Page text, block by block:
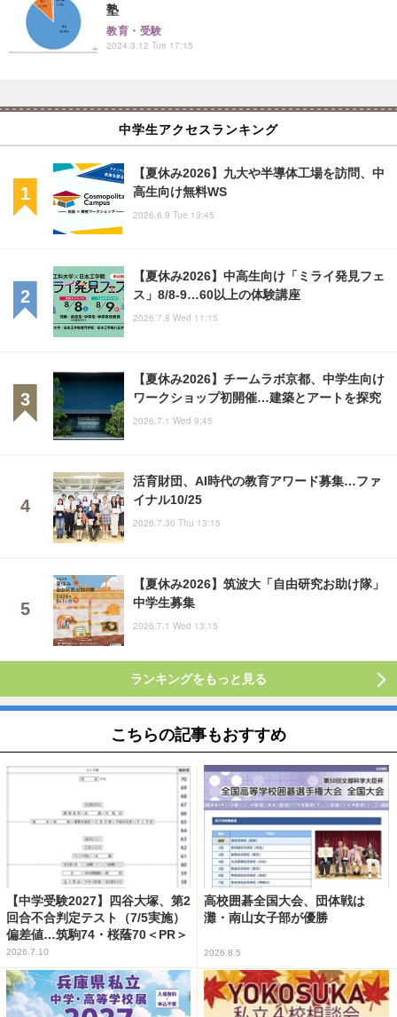
塾
教育・受験
2024.3.12 Tue 17:15
中学生アクセスランキング
【夏休み2026】九大や半導体工場を訪問、中
高生向け無料WS
2026.6.9 Tue 13:45
【夏休み2026】中高生向け「ミライ発見フェ
ス」8/8-9…60以上の体験講座
2026.7.8 Wed 11:15
【夏休み2026】チームラボ京都、中学生向け
ワークショップ初開催…建築とアートを探究
2026.7.1 Wed 9:45
活育財団、AI時代の教育アワード募集…ファ
イナル10/25
2026.7.30 Thu 13:15
【夏休み2026】筑波大「自由研究お助け隊」
中学生募集
2026.7.1 Wed 13:15
ランキングをもっと見る
こちらの記事もおすすめ
【中学受験2027】四谷大塚、第2
回合不合判定テスト（7/5実施）
偏差値…筑駒74・桜蔭70＜PR＞
2026.7.10
高校囲碁全国大会、団体戦は
灘・南山女子部が優勝
2026.8.5